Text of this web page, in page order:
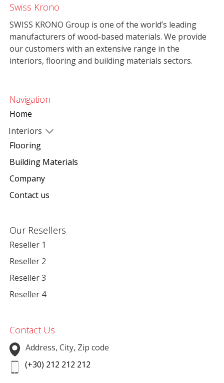
Swiss Krono
SWISS KRONO Group is one of the world’s leading
manufacturers of wood-based materials. We provide
our customers with an extensive range in the
interiors, flooring and building materials sectors.
Navigation
Home
Interiors
Flooring
Building Materials
Company
Contact us
Our Resellers
Reseller 1
Reseller 2
Reseller 3
Reseller 4
Contact Us
Address, City, Zip code
(+30) 212 212 212